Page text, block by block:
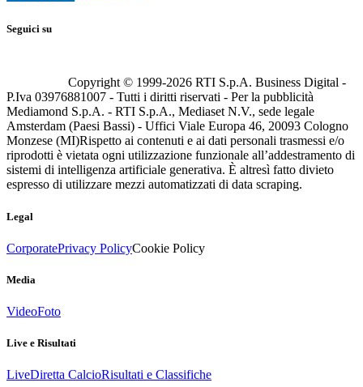
Seguici su
Copyright © 1999-2026 RTI S.p.A. Business Digital -
P.Iva 03976881007 - Tutti i diritti riservati - Per la pubblicità
Mediamond S.p.A. - RTI S.p.A., Mediaset N.V., sede legale
Amsterdam (Paesi Bassi) - Uffici Viale Europa 46, 20093 Cologno
Monzese (MI)Rispetto ai contenuti e ai dati personali trasmessi e/o
riprodotti è vietata ogni utilizzazione funzionale all’addestramento di
sistemi di intelligenza artificiale generativa. È altresì fatto divieto
espresso di utilizzare mezzi automatizzati di data scraping.
Legal
CorporatePrivacy PolicyCookie Policy
Media
VideoFoto
Live e Risultati
LiveDiretta CalcioRisultati e Classifiche